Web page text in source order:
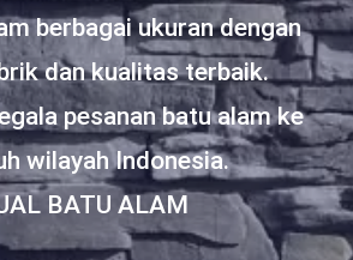
berbagai ukuran dengan
dan kualitas terbaik.
pesanan batu alam ke
wilayah Indonesia.
BATU ALAM